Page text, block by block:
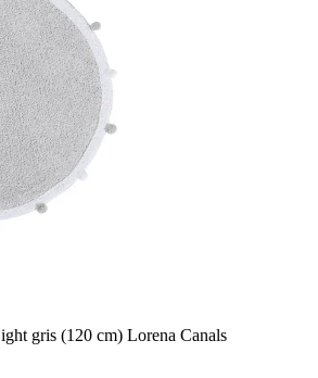
gris (120 cm) Lorena Canals